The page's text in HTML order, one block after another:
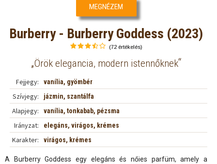
MEGNÉZEM
Burberry - Burberry Goddess (2023)
(72 értékelés)
„Örök elegancia, modern istennőknek“
Fejjegy: vanília, gyömbér
Szívjegy: jázmin, szantálfa
Alapjegy: vanília, tonkabab, pézsma
Irányzat: elegáns, virágos, krémes
Karakter: virágos, krémes
A Burberry Goddess egy elegáns és nőies parfüm, amely a